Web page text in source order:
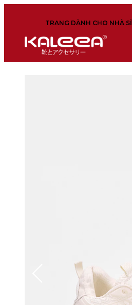
TRANG DÀNH CHO NHÀ SỈ